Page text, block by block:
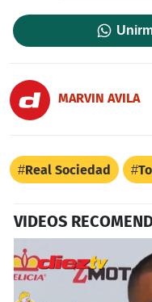
MARVIN AVILA
Real Sociedad
VIDEOS